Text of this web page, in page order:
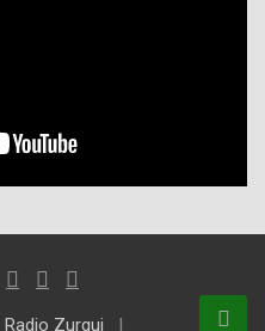
Radio Zurqui